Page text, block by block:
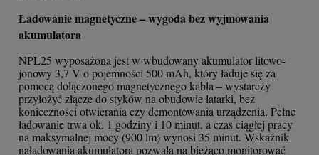
Ładowanie magnetyczne – wygoda bez wyjmowania
akumulatora
NPL25 wyposażona jest w wbudowany akumulator litowo-
jonowy 3,7 V o pojemności 500 mAh, który ładuje się za
pomocą dołączonego magnetycznego kabla – wystarczy
przyłożyć złącze do styków na obudowie latarki, bez
konieczności otwierania czy demontowania urządzenia. Pełne
ładowanie trwa ok. 1 godziny i 10 minut, a czas ciągłej pracy
na maksymalnej mocy (900 lm) wynosi 35 minut. Wskaźnik
naładowania akumulatora pozwala na bieżąco monitorować